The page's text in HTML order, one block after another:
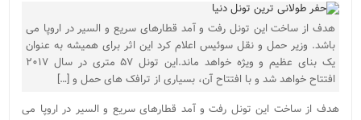
هدف از ساخت این تونل رفت و آمد قطارهای سریع و السیر در اروپا می
باشد. وزیر حمل و نقل سوئیس اعلام کرد این اثر برای همیشه به عنوان
یک بنای عظیم و ویژه خواهد ماند.این تونل ۵۷ متری در سال ۲۰۱۷
افتتاح خواهد شد و با افتتاح آن، بسیاری از ترافک های حمل و […]
هدف از ساخت این تونل رفت و آمد قطارهای سریع و السیر در اروپا می